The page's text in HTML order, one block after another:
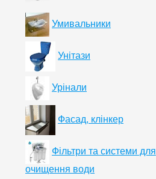
Умивальники
Унітази
Урінали
Фасад, клінкер
Фільтри та системи для
очищення води